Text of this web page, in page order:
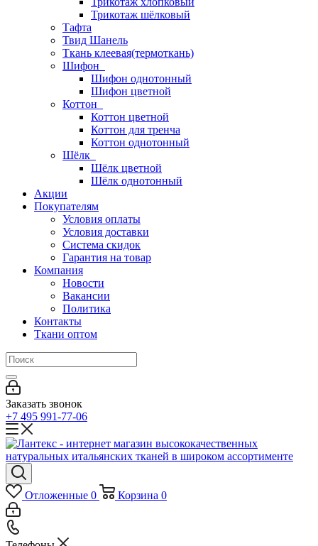
Трикотаж шёлковый
Тафта
Твид Шанель
Ткань клеевая(термоткань)
Шифон
Шифон однотонный
Шифон цветной
Коттон
Коттон цветной
Коттон для тренча
Коттон однотонный
Шёлк
Шёлк цветной
Шёлк однотонный
Акции
Покупателям
Условия оплаты
Условия доставки
Система скидок
Гарантия на товар
Компания
Новости
Вакансии
Политика
Контакты
Ткани оптом
Заказать звонок
+7 495 991-77-06
Отложенные 0 Корзина 0